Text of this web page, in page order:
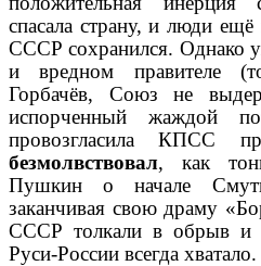
спасала страну, и люди
СССР сохранился. Однако
и вредном правителе
Горбачёв, Союз не
испорченный жаждой
провозгласила КПСС
безмолвствовал, как
Пушкин о начале
заканчивая свою драму
СССР толкали в обрыв и
Руси-России всегда хватало.